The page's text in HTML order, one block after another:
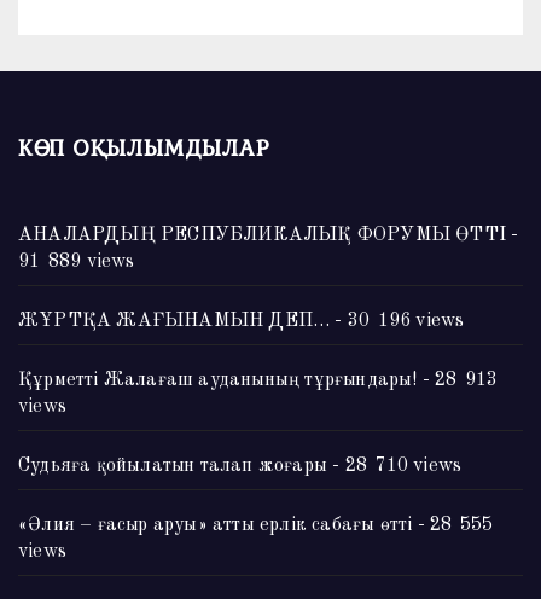
КӨП ОҚЫЛЫМДЫЛАР
АНАЛАРДЫҢ РЕСПУБЛИКАЛЫҚ ФОРУМЫ ӨТТІ -
91 889 views
ЖҰРТҚА ЖАҒЫНАМЫН ДЕП… - 30 196 views
Құрметті Жалағаш ауданының тұрғындары! - 28 913
views
Судьяға қойылатын талап жоғары - 28 710 views
«Әлия – ғасыр аруы» атты ерлік сабағы өтті - 28 555
views